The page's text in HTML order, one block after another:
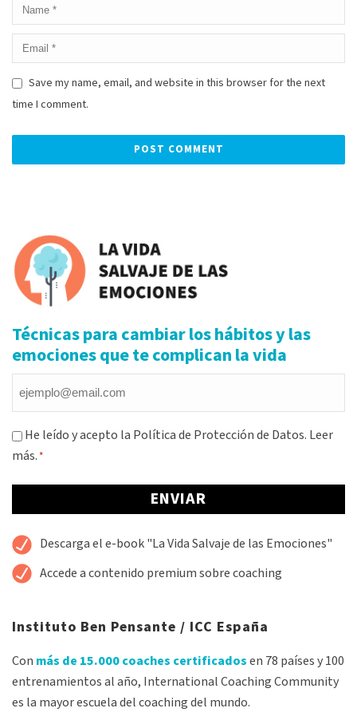
Save my name, email, and website in this browser for the next
time I comment.
Técnicas para cambiar los hábitos y las
emociones que te complican la vida
Consentimiento
*
He leído y acepto la Política de Protección de Datos. Leer
más.*
Alternative:
Descarga el e-book "La Vida Salvaje de las Emociones"
Accede a contenido premium sobre coaching
Instituto Ben Pensante / ICC España
Con más de 15.000 coaches certificadosen 78 países y 100
entrenamientos al año, International Coaching Community
es la mayor escuela del coaching del mundo.